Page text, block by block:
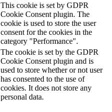
This cookie is set by GDPR
Cookie Consent plugin. The
cookie is used to store the user
consent for the cookies in the
category "Performance".
The cookie is set by the GDPR
Cookie Consent plugin and is
used to store whether or not user
has consented to the use of
cookies. It does not store any
personal data.